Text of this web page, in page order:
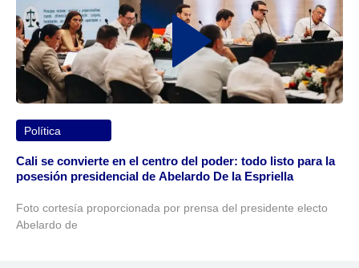
Política
Cali se convierte en el centro del poder: todo listo para la
posesión presidencial de Abelardo De la Espriella
Foto cortesía proporcionada por prensa del presidente electo
Abelardo de